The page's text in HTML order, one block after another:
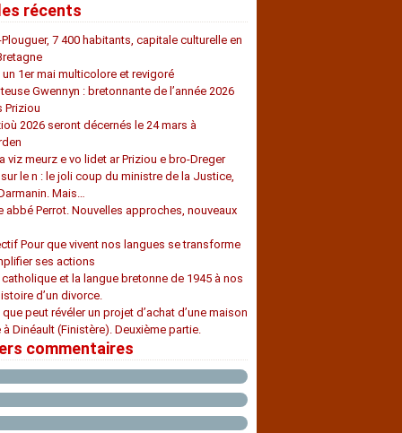
récents
Plouguer, 7 400 habitants, capitale culturelle en
un 1er mai multicolore et revigoré
Gwennyn : bretonnante de l’année 2026
Priziou
2026 seront décernés le 24 mars à
a viz meurz e vo lidet ar Priziou e bro-Dreger
le n : le joli coup du ministre de la Justice,
Mais…
abbé Perrot. Nouvelles approches, nouveaux
Pour que vivent nos langues se transforme
ses actions
catholique et la langue bretonne de 1945 à nos
d’un divorce.
peut révéler un projet d’achat d’une maison
à Dinéault (Finistère). Deuxième partie.
commentaires